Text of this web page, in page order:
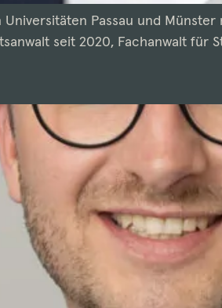
Passau und
seit 2020, Fachanwalt für